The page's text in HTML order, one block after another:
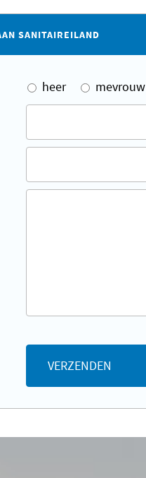
SANITAIREILAND
heer mevrouw
VERZENDEN